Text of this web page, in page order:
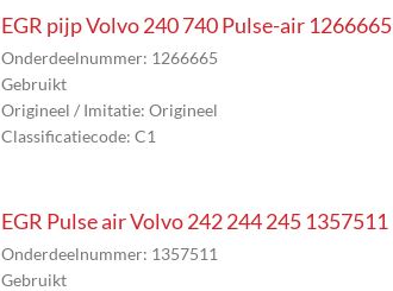
EGR pijp Volvo 240 740 Pulse-air 1266665
Onderdeelnummer: 1266665
Gebruikt
Origineel / Imitatie: Origineel
Classificatiecode: C1
EGR Pulse air Volvo 242 244 245 1357511
Onderdeelnummer: 1357511
Gebruikt